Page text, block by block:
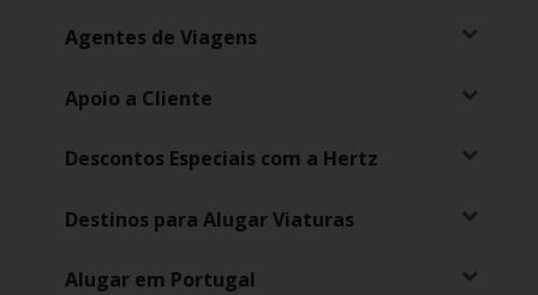
Campers
Alugueres
Agentes de Viagens
Apoio a Cliente
Descontos Especiais com a Hertz
Destinos para Alugar Viaturas
Alugar em Portugal